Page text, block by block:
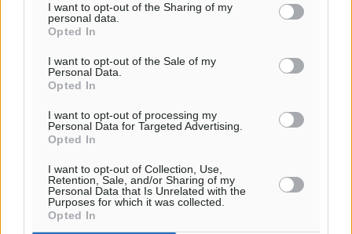
I want to opt-out of the Sharing of my
personal data.
Opted In
I want to opt-out of the Sale of my
Personal Data.
Opted In
I want to opt-out of processing my
Personal Data for Targeted Advertising.
Opted In
I want to opt-out of Collection, Use,
Retention, Sale, and/or Sharing of my
Personal Data that Is Unrelated with the
Purposes for which it was collected.
Opted In
ΕΙΔΉΣΕΙΣ
Ερώτηση στην Ευρωπαϊκή Επιτροπή για τις
αλλεπάλληλες πυρκαγιές που ξεσπούν από μονάδες
καρκινογόνες τοξικές ουσίες
05.08.26 · 17:09
Σχολιασμός Άρθρου
Τα σχόλια εκφράζουν αποκλειστικά τον εκάστοτε
σχολιαστή. Η Δημοκρατική δεν υιοθετεί αυτές τις
απόψεις. Διατηρούμε το δικαίωμα να διαγράψουμε όποια
σχόλια θεωρούμε προσβλητικά ή περιέχουν ύβρεις, χωρίς